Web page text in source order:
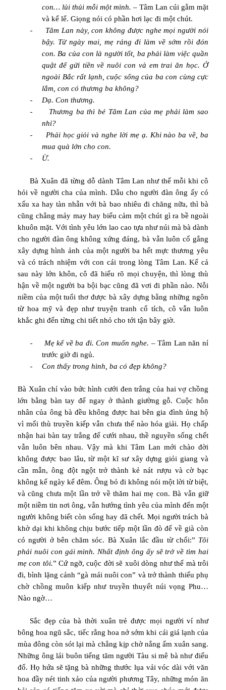
con… lủi thủi mỗi một mình. – Tâm Lan cúi gằm mặt
và kể lể. Giọng nói có phần hơi lạc đi một chút.
-
Tâm Lan này, con không được nghe mọi người nói
bậy. Từ ngày mai, mẹ ráng đi làm về sớm rồi đón
con. Ba của con là người tốt, ba phải làm việc quần
quật để gửi tiền về nuôi con và em trai ăn học. Ở
ngoài Bắc rất lạnh, cuộc sống của ba con cùng cực
lắm, con có thương ba không?
- Dạ. Con thương.
-
Thương ba thì bé Tâm Lan của mẹ phải làm sao
nhỉ?
-
Phải học giỏi và nghe lời mẹ ạ. Khi nào ba về, ba
mua quà lớn cho con.
- Ừ.
Bà Xuân đã từng dỗ dành Tâm Lan như thế mỗi khi cô
hỏi về người cha của mình. Dẫu cho người đàn ông ấy có
xấu xa hay tàn nhẫn với bà bao nhiêu đi chăng nữa, thì bà
cũng chẳng mảy may hay biểu cảm một chút gì ra bề ngoài
khuôn mặt. Với tình yêu lớn lao cao tựa như núi mà bà dành
cho người đàn ông không xứng đáng, bà vẫn luôn cố gắng
xây dựng hình ảnh của một người ba hết mực thương yêu
và có trách nhiệm với con cái trong lòng Tâm Lan. Kể cả
sau này lớn khôn, cô đã hiểu rõ mọi chuyện, thì lòng thù
hận về một người ba bội bạc cũng đã vơi đi phần nào. Nỗi
niềm của một tuổi thơ được bà xây dựng bằng những ngôn
từ hoa mỹ và đẹp như truyện tranh cổ tích, cô vẫn luôn
khắc ghi đến từng chi tiết nhỏ cho tới tận bây giờ.
- Mẹ kể về ba đi. Con muốn nghe. – Tâm Lan năn nỉ
trước giờ đi ngủ.
- Con thấy trong hình, ba có đẹp không?
Bà Xuân chỉ vào bức hình cưới đen trắng của hai vợ chồng
lớn bằng bàn tay để ngay ở thành giường gỗ. Cuộc hôn
nhân của ông bà đều không được hai bên gia đình ủng hộ
vì mối thù truyền kiếp vẫn chưa thể nào hóa giải. Họ chấp
nhận hai bàn tay trắng để cưới nhau, thề nguyền sống chết
vẫn luôn bên nhau. Vậy mà khi Tâm Lan mới chào đời
không được bao lâu, từ một kĩ sư xây dựng giỏi giang và
cần mẫn, ông đột ngột trở thành kẻ nát rượu và cờ bạc
không kể ngày kể đêm. Ông bỏ đi không nói một lời từ biệt,
và cũng chưa một lần trở về thăm hai mẹ con. Bà vẫn giữ
một niềm tin nơi ông, vẫn hướng tình yêu của mình đến một
người không biết còn sống hay đã chết. Mọi người trách bà
khờ dại khi không chịu bước tiếp một lần đò để về già còn
có người ở bên chăm sóc. Bà Xuân lắc đầu từ chối:” Tôi
phải nuôi con gái mình. Nhất định ông ấy sẽ trở về tìm hai
mẹ con tôi.” Cứ ngỡ, cuộc đời sẽ xuôi dòng như thế mà trôi
đi, bình lặng cảnh “gà mái nuôi con” và trở thành thiếu phụ
chờ chồng muôn kiếp như truyền thuyết núi vọng Phu…
Nào ngờ…
Sắc đẹp của bà thời xuân trẻ được mọi người ví như
bông hoa ngũ sắc, tiếc rằng hoa nở sớm khi cái giá lạnh của
mùa đông còn sót lại mà chẳng kịp chờ nắng ấm xuân sang.
Những ông lái buôn tiếng tăm người Tàu si mê bà như điếu
đổ. Họ hứa sẽ tặng bà những thước lụa vải vóc dài với văn
hoa đầy nét tinh xảo của người phương Tây, những món ăn